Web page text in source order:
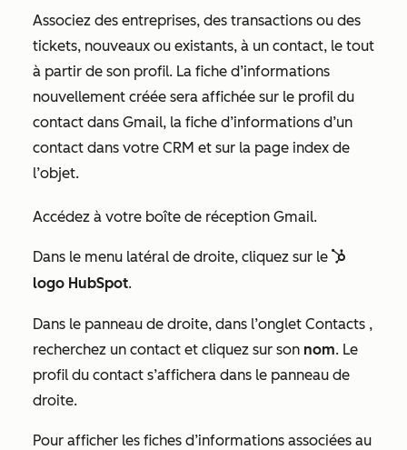
Associez des entreprises, des transactions ou des
tickets, nouveaux ou existants, à un contact, le tout
à partir de son profil. La fiche d’informations
nouvellement créée sera affichée sur le profil du
contact dans Gmail, la fiche d’informations d’un
contact dans votre CRM et sur la page index de
l’objet.
Accédez à votre boîte de réception Gmail.
Dans le menu latéral de droite, cliquez sur le sprocket
logo HubSpot.
Dans le panneau de droite, dans l’onglet Contacts ,
recherchez un contact et cliquez sur son nom. Le
profil du contact s’affichera dans le panneau de
droite.
Pour afficher les fiches d’informations associées au